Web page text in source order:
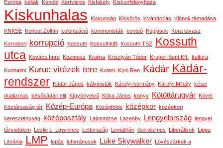
Európa kelták Kenobi Kertváros Kisfaludy Kiskunfélegyháza
Kiskunhalas Kiskunság Kiskőrös kivándorlás Klónok támadása
KNKSE Kohout Zoltán kolonizáció kommunisták konteó Kopjások Kora tavasz
Korrobori korrupció Kossuth Kossuthkifli Kossuth TSZ Kossuth
utca
Kovács Imre Kozmosz Krajina Krisztyán Tódor Kruger-Bent Kft. kultúra
Kunhalmi Kuruc vitézek tere Kutasi Kylo Ren Kádár Kádár-
rendszer
Kádár János kálvinisták Károlyi-kormány Károlyi Mihály kései
dualizmus
későkádári elit Kígyónyelvű Kóka János könyv Kötöttárugyár
Kövér
Köztársaság tér
Közép-Európa Középfölde középkor középkori
kereszténység
középosztály Lajosmizse Lazenby Lengyelország
lengyel
társadalom
Leslie L. Lawrence Lettország Leviathán liberalizmus Liberálisok
Lippa
Litvánia LMP lopás luheránusok Luke Skywalker
Lövészárkok a